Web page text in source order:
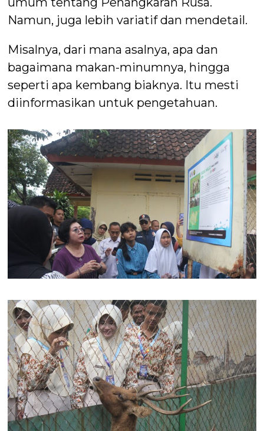
Namun, juga lebih variatif dan mendetail.
Misalnya, dari mana asalnya, apa dan
bagaimana makan-minumnya, hingga
seperti apa kembang biaknya. Itu mesti
diinformasikan untuk pengetahuan.